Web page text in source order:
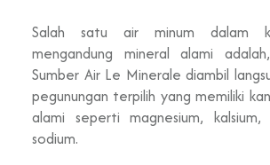
Salah satu air minum dalam
mengandung mineral alami
Sumber Air Le Minerale diambil
pegunungan terpilih yang memiliki
alami seperti magnesium,
sodium.